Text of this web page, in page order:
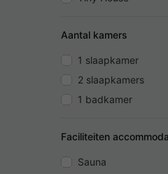
Aantal kamers
1 slaapkamer
2 slaapkamers
1 badkamer
Faciliteiten
Sauna